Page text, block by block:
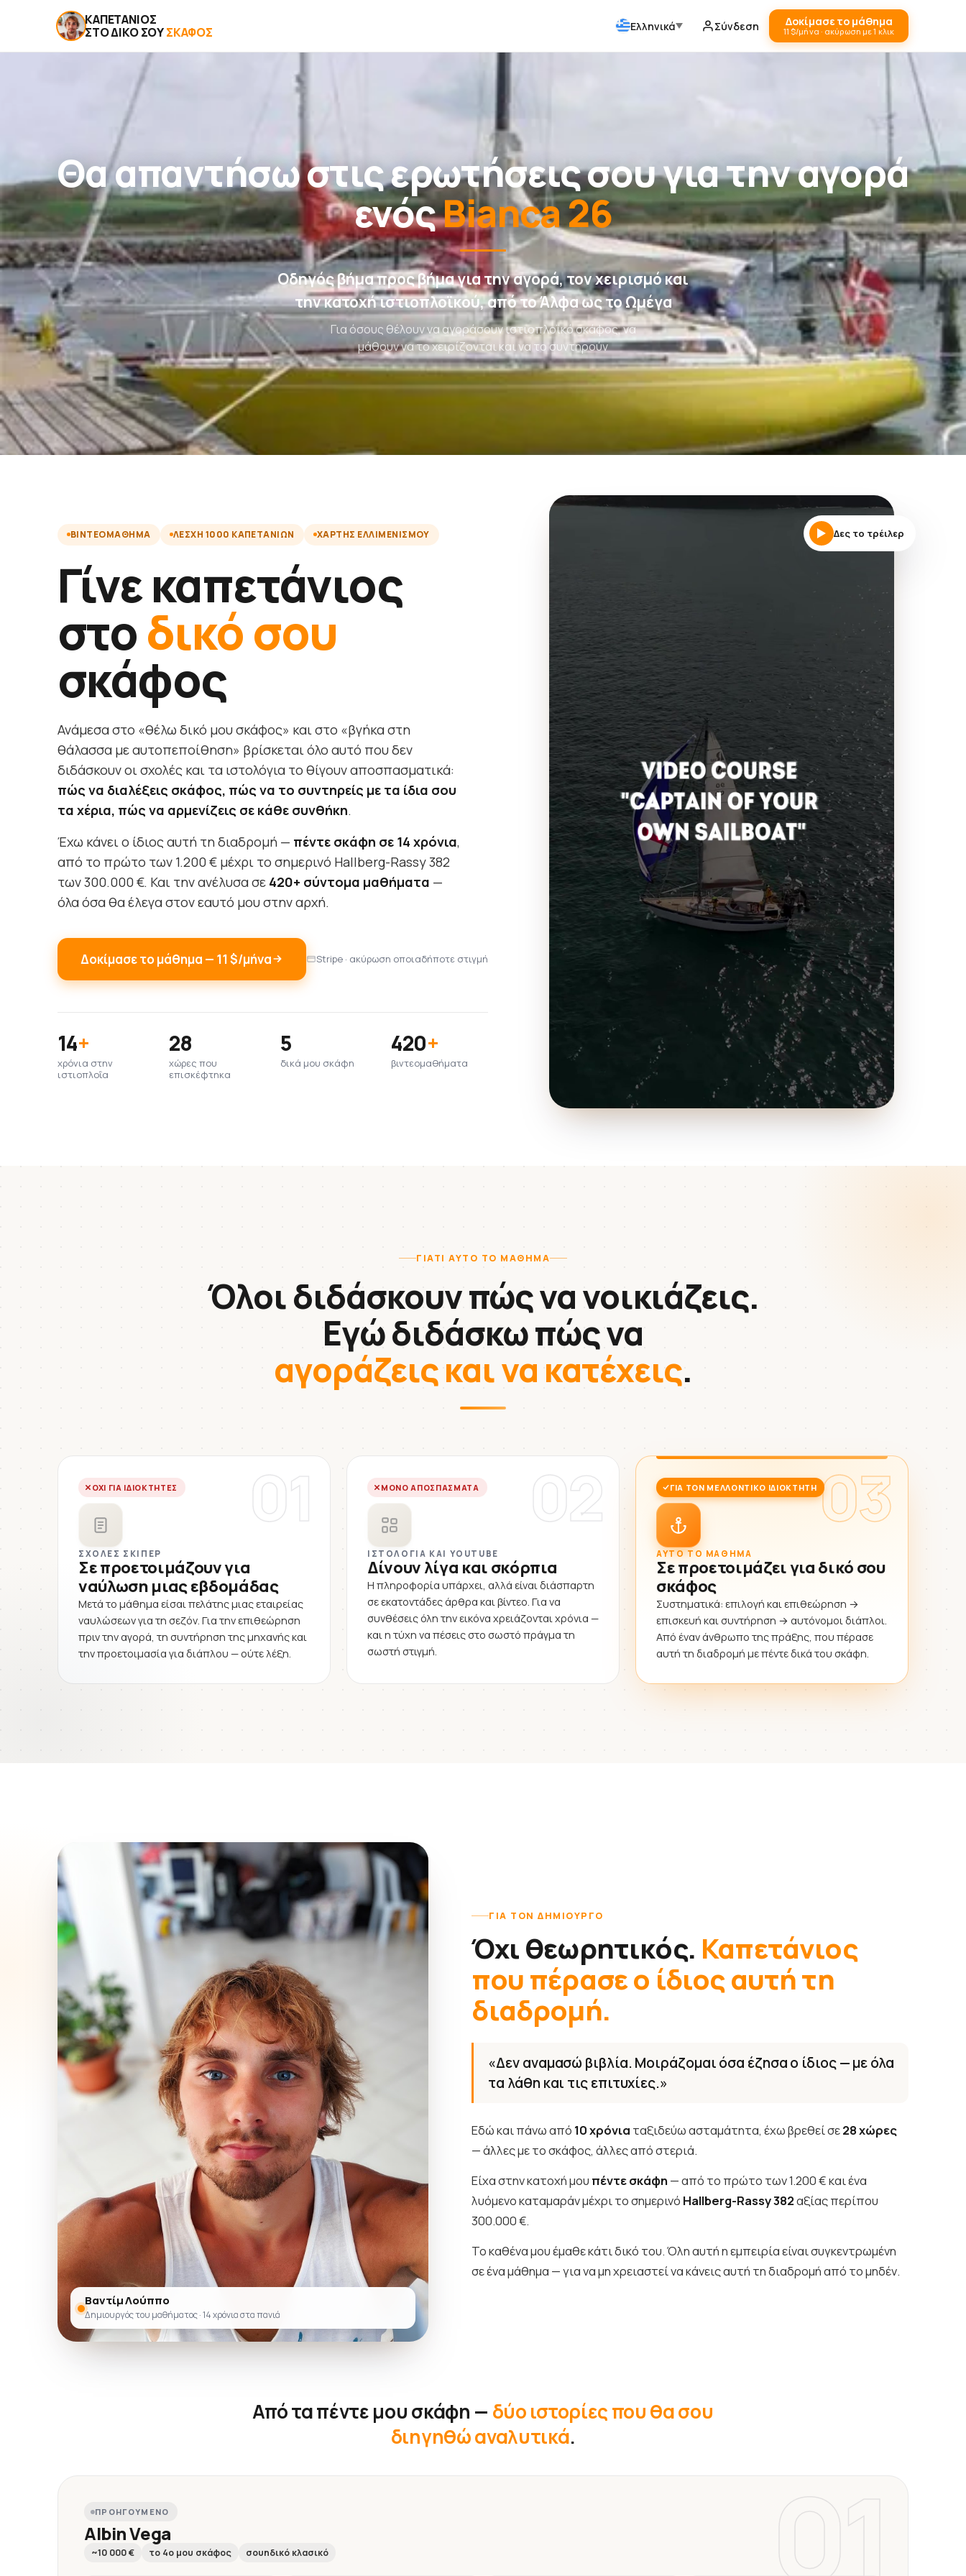
ΚΑΠΕΤΆΝΙΟΣ
ΣΤΟ ΔΙΚΌ ΣΟΥΣΚΆΦΟΣ Ελληνικά Σύνδεση Δοκίμασε το μάθημα
11 $/μήνα · ακύρωση με 1 κλικ
Θα απαντήσω στις ερωτήσεις σου για την αγορά
ενόςBianca 26
Οδηγός βήμα προς βήμα για την αγορά, τον χειρισμό και
την κατοχή ιστιοπλοϊκού, από το Άλφα ως το Ωμέγα
Για όσους θέλουν να αγοράσουν ιστιοπλοϊκό σκάφος, να
μάθουν να το χειρίζονται και να το συντηρούν
ΒΙΝΤΕΟΜΆΘΗΜΑ ΛΈΣΧΗ 1000 ΚΑΠΕΤΆΝΙΩΝ ΧΆΡΤΗΣ ΕΛΛΙΜΕΝΙΣΜΟΎ
Γίνε καπετάνιος
στοδικό σου
σκάφος
Ανάμεσα στο «θέλω δικό μου σκάφος» και στο «βγήκα στη
θάλασσα με αυτοπεποίθηση» βρίσκεται όλο αυτό που δεν
διδάσκουν οι σχολές και τα ιστολόγια το θίγουν αποσπασματικά:
πώς να διαλέξεις σκάφος, πώς να το συντηρείς με τα ίδια σου
τα χέρια, πώς να αρμενίζεις σε κάθε συνθήκη.
Έχω κάνει ο ίδιος αυτή τη διαδρομή — πέντε σκάφη σε 14 χρόνια,
από το πρώτο των 1.200 € μέχρι το σημερινό Hallberg-Rassy 382
των 300.000 €. Και την ανέλυσα σε 420+ σύντομα μαθήματα —
όλα όσα θα έλεγα στον εαυτό μου στην αρχή.
Δοκίμασε το μάθημα — 11 $/μήνα Stripe · ακύρωση οποιαδήποτε στιγμή
14+
χρόνια στην
ιστιοπλοΐα
28
χώρες που
επισκέφτηκα
5
δικά μου σκάφη
420+
βιντεομαθήματα
Δες το τρέιλερ
ΓΙΑΤΊ ΑΥΤΌ ΤΟ ΜΆΘΗΜΑ
Όλοι διδάσκουν πώς να νοικιάζεις.
Εγώ διδάσκω πώς να
αγοράζεις και να κατέχεις.
01
ΌΧΙ ΓΙΑ ΙΔΙΟΚΤΉΤΕΣ
ΣΧΟΛΈΣ ΣΚΊΠΕΡ
Σε προετοιμάζουν για
ναύλωση μιας εβδομάδας
Μετά το μάθημα είσαι πελάτης μιας εταιρείας
ναυλώσεων για τη σεζόν. Για την επιθεώρηση
πριν την αγορά, τη συντήρηση της μηχανής και
την προετοιμασία για διάπλου — ούτε λέξη.
02
ΜΌΝΟ ΑΠΟΣΠΆΣΜΑΤΑ
ΙΣΤΟΛΌΓΙΑ ΚΑΙ YOUTUBE
Δίνουν λίγα και σκόρπια
Η πληροφορία υπάρχει, αλλά είναι διάσπαρτη
σε εκατοντάδες άρθρα και βίντεο. Για να
συνθέσεις όλη την εικόνα χρειάζονται χρόνια —
και η τύχη να πέσεις στο σωστό πράγμα τη
σωστή στιγμή.
03
ΓΙΑ ΤΟΝ ΜΕΛΛΟΝΤΙΚΌ ΙΔΙΟΚΤΉΤΗ
ΑΥΤΌ ΤΟ ΜΆΘΗΜΑ
Σε προετοιμάζει για δικό σου
σκάφος
Συστηματικά: επιλογή και επιθεώρηση →
επισκευή και συντήρηση → αυτόνομοι διάπλοι.
Από έναν άνθρωπο της πράξης, που πέρασε
αυτή τη διαδρομή με πέντε δικά του σκάφη.
Βαντίμ Λούππο
Δημιουργός του μαθήματος · 14 χρόνια στα πανιά
ΓΙΑ ΤΟΝ ΔΗΜΙΟΥΡΓΌ
Όχι θεωρητικός. Καπετάνιος
που πέρασε ο ίδιος αυτή τη
διαδρομή.
«Δεν αναμασώ βιβλία. Μοιράζομαι όσα έζησα ο ίδιος — με όλα
τα λάθη και τις επιτυχίες.»
Εδώ και πάνω από 10 χρόνια ταξιδεύω ασταμάτητα, έχω βρεθεί σε28 χώρες
— άλλες με το σκάφος, άλλες από στεριά.
Είχα στην κατοχή μου πέντε σκάφη— από το πρώτο των 1.200 € και ένα
λυόμενο καταμαράν μέχρι το σημερινό Hallberg-Rassy 382αξίας περίπου
300.000 €.
Το καθένα μου έμαθε κάτι δικό του. Όλη αυτή η εμπειρία είναι συγκεντρωμένη
σε ένα μάθημα — για να μη χρειαστεί να κάνεις αυτή τη διαδρομή από το μηδέν.
Από τα πέντε μου σκάφη — δύο ιστορίες που θα σου
διηγηθώ αναλυτικά.
01
ΠΡΟΗΓΟΎΜΕΝΟ
Albin Vega
~10 000 € το 4ο μου σκάφος σουηδικό κλασικό